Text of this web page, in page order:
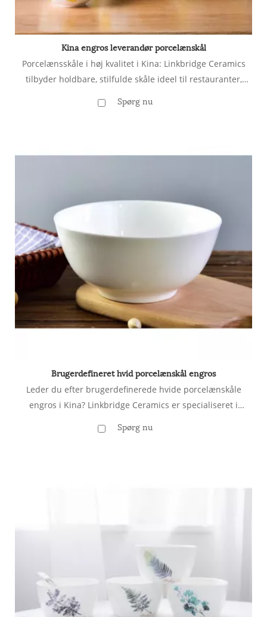
Kina engros leverandør porcelænskål
Porcelænsskåle i høj kvalitet i Kina: Linkbridge Ceramics
tilbyder holdbare, stilfulde skåle ideel til restauranter,
bulkporcelænskålordrer i dag!
Spørg nu
Brugerdefineret hvid porcelænskål engros
Leder du efter brugerdefinerede hvide porcelænskåle
engros i Kina? Linkbridge Ceramics er specialiseret i
restauranter, hoteller og detailhandlere. Kontakt os for
Spørg nu